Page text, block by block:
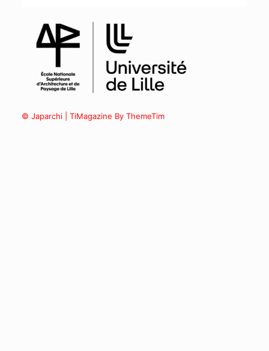
© Japarchi | TiMagazine By ThemeTim